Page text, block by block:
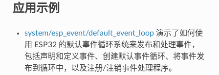
应用示例
system/esp_event/default_event_loop演示了如何使
用 ESP32 的默认事件循环系统来发布和处理事件，
包括声明和定义事件、创建默认事件循环、将事件发
布到循环中，以及注册/注销事件处理程序。